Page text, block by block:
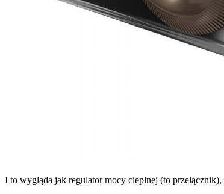
I to wygląda jak regulator mocy cieplnej (to